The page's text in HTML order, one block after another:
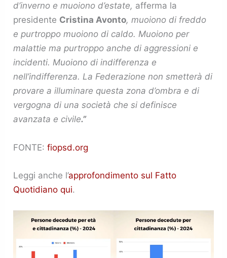
d’inverno e muoiono d’estate, afferma la
presidente Cristina Avonto, muoiono di freddo
e purtroppo muoiono di caldo. Muoiono per
malattie ma purtroppo anche di aggressioni e
incidenti. Muoiono di indifferenza e
nell’indifferenza. La Federazione non smetterà di
provare a illuminare questa zona d’ombra e di
vergogna di una società che si definisce
avanzata e civile.”
FONTE:fiopsd.org
Leggi anche l’approfondimento sul Fatto
Quotidiano qui.